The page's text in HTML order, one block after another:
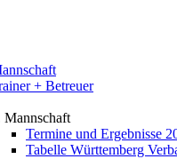
+ Betreuer
Mannschaft
Termine und Ergebnisse
Tabelle Württemberg